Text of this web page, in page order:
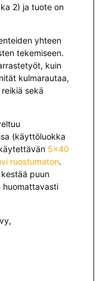
2) ja tuote on
yhteen
tekemiseen.
kuin
kulmarautaa,
sekä
(käyttöluokka
5×40
ruostumaton.
puun
huomattavasti